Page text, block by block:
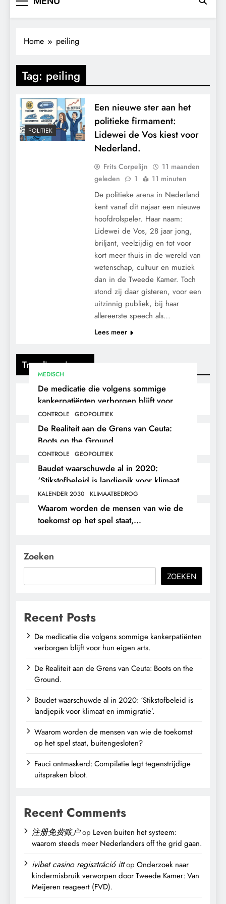
Trending nieuws
MEDISCH
De medicatie die volgens sommige
kankerpatiënten verborgen blijft voor
hun eigen arts.
CONTROLE GEOPOLITIEK
De Realiteit aan de Grens van Ceuta:
Boots on the Ground.
CONTROLE GEOPOLITIEK
Baudet waarschuwde al in 2020:
‘Stikstofbeleid is landjepik voor klimaat
en immigratie’.
KALENDER 2030 KLIMAATBEDROG
Waarom worden de mensen van wie de
toekomst op het spel staat,
Home peiling
Tag: peiling
POLITIEK
Een nieuwe ster aan het
politieke firmament:
Lidewei de Vos kiest voor
Nederland.
Frits Corpelijn
11 maanden
geleden
1 11 minuten
De politieke arena in Nederland
kent vanaf dit najaar een nieuwe
hoofdrolspeler. Haar naam:
Lidewei de Vos, 28 jaar jong,
briljant, veelzijdig en tot voor
kort meer thuis in de wereld van
wetenschap, cultuur en muziek
dan in de Tweede Kamer. Toch
stond zij daar gisteren, voor een
uitzinnig publiek, bij haar
allereerste speech als…
Lees meer
Zoeken
ZOEKEN
Recent Posts
De medicatie die volgens sommige kankerpatiënten
verborgen blijft voor hun eigen arts.
De Realiteit aan de Grens van Ceuta: Boots on the
Ground.
Baudet waarschuwde al in 2020: ‘Stikstofbeleid is
landjepik voor klimaat en immigratie’.
Waarom worden de mensen van wie de toekomst
op het spel staat, buitengesloten?
Fauci ontmaskerd: Compilatie legt tegenstrijdige
uitspraken bloot.
Recent Comments
注册免费账户op Leven buiten het systeem:
waarom steeds meer Nederlanders off the grid gaan.
ivibet casino regisztráció ittop Onderzoek naar
kindermisbruik verworpen door Tweede Kamer: Van
Meijeren reageert (FVD).